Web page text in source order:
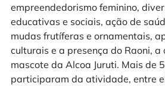
empreendedorismo feminino,
educativas e sociais, ação de
mudas frutíferas e ornamentais,
culturais e a presença do Raoni,
mascote da Alcoa Juruti. Mais de
participaram da atividade, entre